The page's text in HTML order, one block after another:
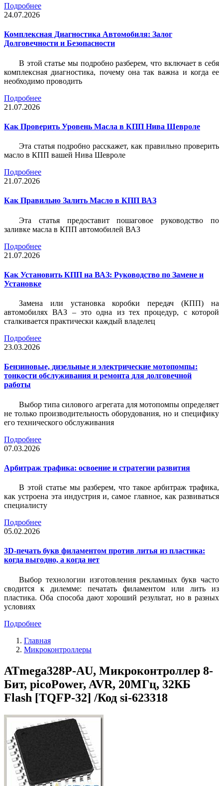
Подробнее
24.07.2026
Комплексная Диагностика Автомобиля: Залог
Долговечности и Безопасности
В этой статье мы подробно разберем, что включает в себя
комплексная диагностика, почему она так важна и когда ее
необходимо проводить
Подробнее
21.07.2026
Как Проверить Уровень Масла в КПП Нива Шевроле
Эта статья подробно расскажет, как правильно проверить
масло в КПП вашей Нива Шевроле
Подробнее
21.07.2026
Как Правильно Залить Масло в КПП ВАЗ
Эта статья предоставит пошаговое руководство по
заливке масла в КПП автомобилей ВАЗ
Подробнее
21.07.2026
Как Установить КПП на ВАЗ: Руководство по Замене и
Установке
Замена или установка коробки передач (КПП) на
автомобилях ВАЗ – это одна из тех процедур, с которой
сталкивается практически каждый владелец
Подробнее
23.03.2026
Бензиновые, дизельные и электрические мотопомпы:
тонкости обслуживания и ремонта для долговечной
работы
Выбор типа силового агрегата для мотопомпы определяет
не только производительность оборудования, но и специфику
его технического обслуживания
Подробнее
07.03.2026
Арбитраж трафика: освоение и стратегии развития
В этой статье мы разберем, что такое арбитраж трафика,
как устроена эта индустрия и, самое главное, как развиваться
специалисту
Подробнее
05.02.2026
3D-печать букв филаментом против литья из пластика:
когда выгодно, а когда нет
Выбор технологии изготовления рекламных букв часто
сводится к дилемме: печатать филаментом или лить из
пластика. Оба способа дают хороший результат, но в разных
условиях
Подробнее
Главная
Микроконтроллеры
ATmega328P-AU, Микроконтроллер 8-
Бит, picoPower, AVR, 20МГц, 32КБ
Flash [TQFP-32] /Код si-623318